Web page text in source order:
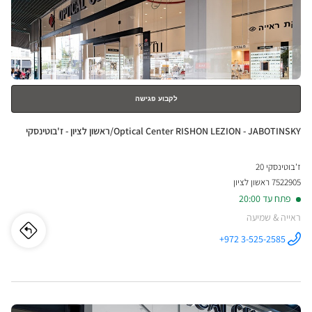
ENTER
למידע
נוסף
לקבוע פגישה
חנות:
Optical Center RISHON LEZION - JABOTINSKY/ראשון לציון - ז'בוטינסקי
ז'בוטינסקי 20
7522905 ראשון לציון
פתח עד 20:00
ראייה & שמיעה
התקשר לחנות
LEZION -
לציון -
+972 3-525-2585 לו"ז